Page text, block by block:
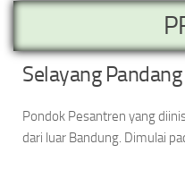
Selayang Pandang
Pondok Pesantren yang
dari luar Bandung. Dimulai